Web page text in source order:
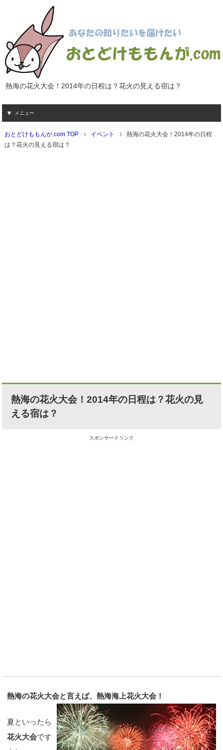
熱海の花火大会！2014年の日程は？花火の見える宿は？
メニュー
おとどけももんが.com TOP イベント
熱海の花火大会！2014年の日程
は？花火の見える宿は？
熱海の花火大会！2014年の日程は？花火の見
える宿は？
スポンサードリンク
熱海の花火大会と言えば、熱海海上花火大会！
夏といったら
花火大会です